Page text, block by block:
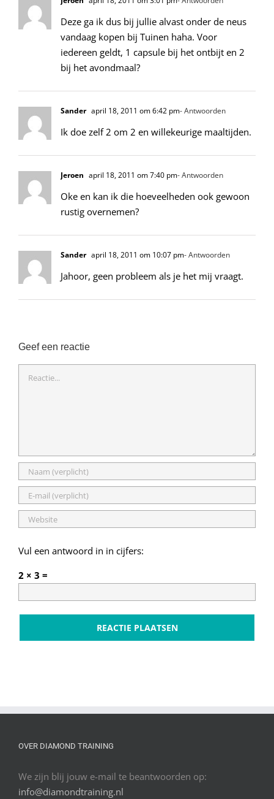
Deze ga ik dus bij jullie alvast onder de neus
vandaag kopen bij Tuinen haha. Voor
iedereen geldt, 1 capsule bij het ontbijt en 2
bij het avondmaal?
Sander april 18, 2011 om 6:42 pm- Antwoorden
Ik doe zelf 2 om 2 en willekeurige maaltijden.
Jeroen april 18, 2011 om 7:40 pm- Antwoorden
Oke en kan ik die hoeveelheden ook gewoon
rustig overnemen?
Sander april 18, 2011 om 10:07 pm- Antwoorden
Jahoor, geen probleem als je het mij vraagt.
Geef een reactie
Vul een antwoord in in cijfers:
2 × 3 =
OVER DIAMOND TRAINING
We zijn blij jouw e-mail te beantwoorden op:
info@diamondtraining.nl